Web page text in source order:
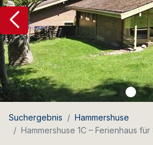
Suchergebnis
Hammershuse
Hammershuse 1C – Ferienhaus